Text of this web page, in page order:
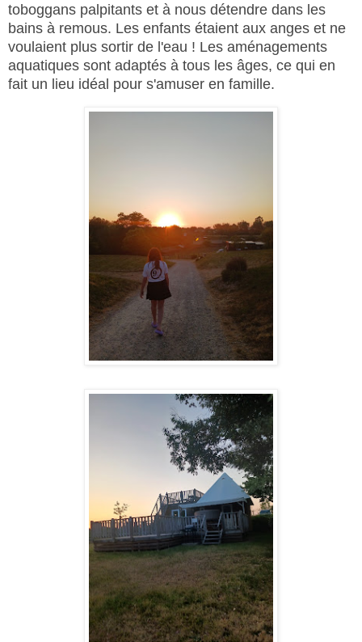
toboggans palpitants et à nous détendre dans les
bains à remous. Les enfants étaient aux anges et ne
voulaient plus sortir de l'eau ! Les aménagements
aquatiques sont adaptés à tous les âges, ce qui en
fait un lieu idéal pour s'amuser en famille.